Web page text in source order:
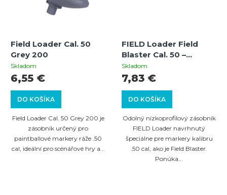
Field Loader Cal. 50
Grey 200
Skladom
DO KOŠÍKA
6,55 €
Field Loader Cal. 50 Grey 200 je
zásobník určený pro
paintballové markery ráže .50
cal, ideální pro scénářové hry a...
FIELD Loader Field
Blaster Cal. 50 –
zásobník na 100
guličiek
Skladom
DO KOŠÍKA
7,83 €
Odolný nízkoprofilový zásobník
FIELD Loader navrhnutý
špeciálne pre markery kalibru
.50 cal, ako je Field Blaster.
Ponúka...